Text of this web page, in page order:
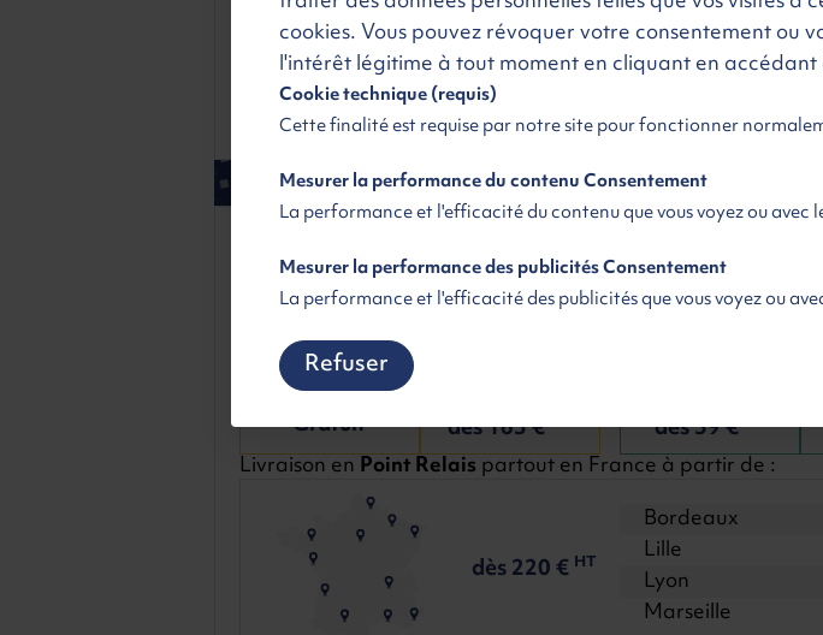
Nombres de portes 5
Nombres de places
5
Couleur
Blanc
Energie
Puissance fiscale
Boite de vitesse
Livraison partout en France
Ecoplan Renting
Paris sud
Agence de livraison
Gratuit dès 165 €HT dès 59 €HT
Livraison enPoint Relaispartout en France à partir de :
dès 220 €HT
Bordeaux
Lille
Lyon
Marseille
cookies. Vous pouvez révoquer votre consentement ou
l'intérêt légitime à tout moment en cliquant en
Cookie technique (requis)
Cette finalité est requise par notre site pour fonctionner
Mesurer la performance du contenu Consentement
La performance et l'efficacité du contenu que vous voyez ou avec
Mesurer la performance des publicités Consentement
La performance et l'efficacité des publicités que vous voyez ou
Refuser